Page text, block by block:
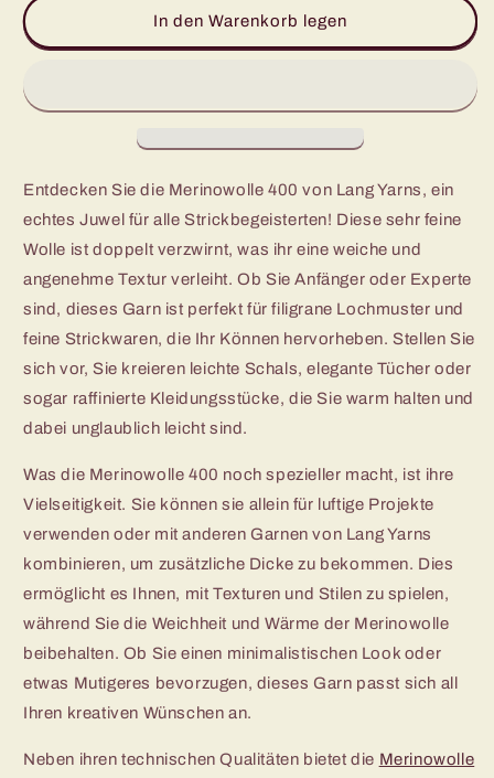
100%
-
Spitzenqualität
für
100%
-
400
Spitzenqualität
In den Warenkorb legen
Entdecken Sie die Merinowolle 400 von Lang Yarns, ein
echtes Juwel für alle Strickbegeisterten! Diese sehr feine
Wolle ist doppelt verzwirnt, was ihr eine weiche und
angenehme Textur verleiht. Ob Sie Anfänger oder Experte
sind, dieses Garn ist perfekt für filigrane Lochmuster und
feine Strickwaren, die Ihr Können hervorheben. Stellen Sie
sich vor, Sie kreieren leichte Schals, elegante Tücher oder
sogar raffinierte Kleidungsstücke, die Sie warm halten und
dabei unglaublich leicht sind.
Was die Merinowolle 400 noch spezieller macht, ist ihre
Vielseitigkeit. Sie können sie allein für luftige Projekte
verwenden oder mit anderen Garnen von Lang Yarns
kombinieren, um zusätzliche Dicke zu bekommen. Dies
ermöglicht es Ihnen, mit Texturen und Stilen zu spielen,
während Sie die Weichheit und Wärme der Merinowolle
beibehalten. Ob Sie einen minimalistischen Look oder
etwas Mutigeres bevorzugen, dieses Garn passt sich all
Ihren kreativen Wünschen an.
Neben ihren technischen Qualitäten bietet die Merinowolle